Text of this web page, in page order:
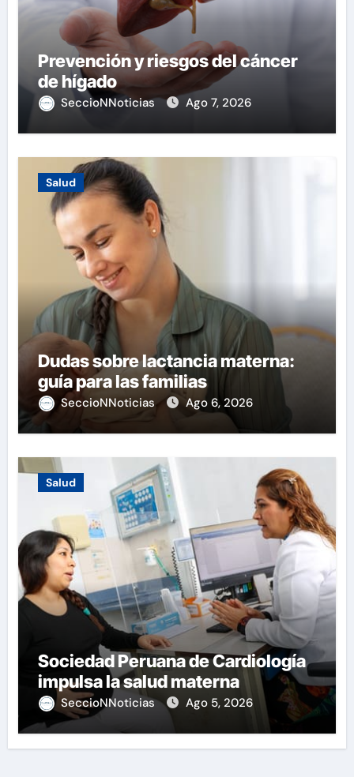
Prevención y riesgos del cáncer
de hígado
SeccioNNoticias Ago 7, 2026
Salud
Dudas sobre lactancia materna:
guía para las familias
SeccioNNoticias Ago 6, 2026
Salud
Sociedad Peruana de Cardiología
impulsa la salud materna
SeccioNNoticias Ago 5, 2026